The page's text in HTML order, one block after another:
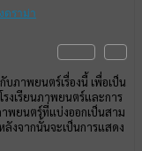
ดราม่า
ภาพยนตร์เรื่องนี้ เพื่อเป็น
งเรียนภาพยนตร์และการ
พยนตร์ที่แบ่งออกเป็นสาม
งจากนั้นจะเป็นการแสดง